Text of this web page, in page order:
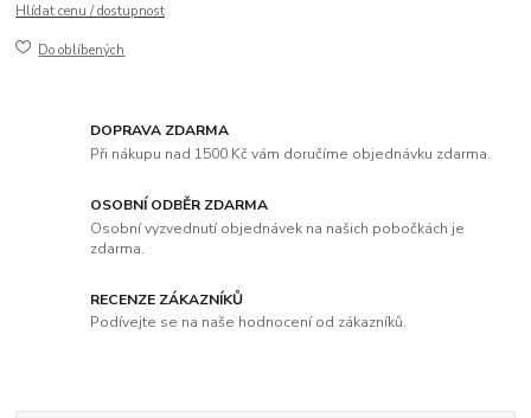
Hlídat cenu / dostupnost
Do oblíbených
DOPRAVA ZDARMA
Při nákupu nad 1500 Kč vám doručíme objednávku zdarma.
OSOBNÍ ODBĚR ZDARMA
Osobní vyzvednutí objednávek na našich pobočkách je
zdarma.
RECENZE ZÁKAZNÍKŮ
Podívejte se na naše hodnocení od zákazníků.